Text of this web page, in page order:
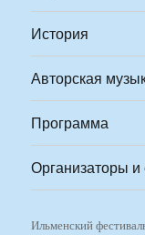
История
Авторская
Программа
Организаторы
Ильменский